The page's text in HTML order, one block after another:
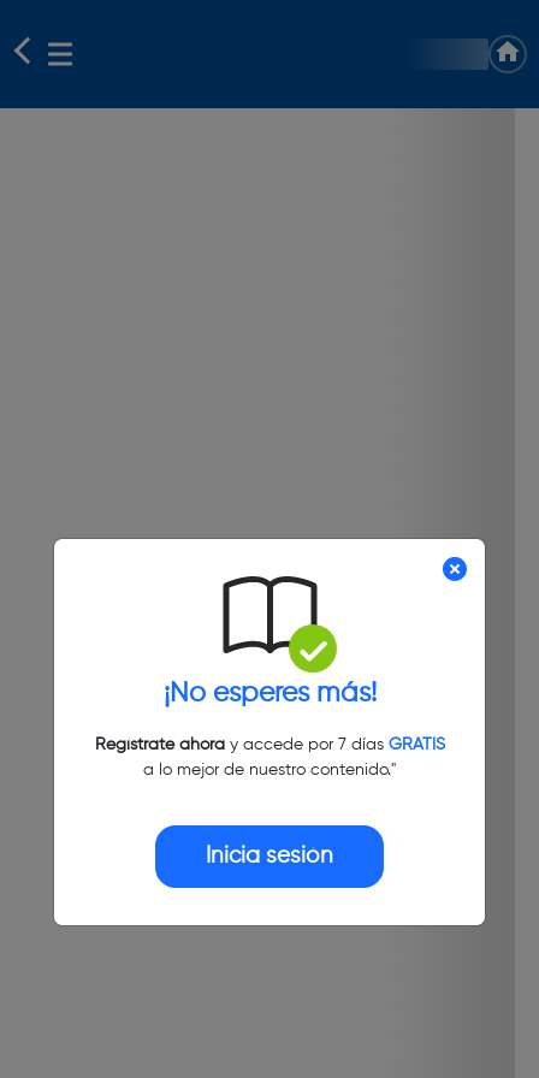
¡No esperes más!
Regístrate ahoray accede por 7 días GRATIS
a lo mejor de nuestro contenido."
Inicia sesión